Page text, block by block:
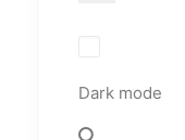
Dark mode